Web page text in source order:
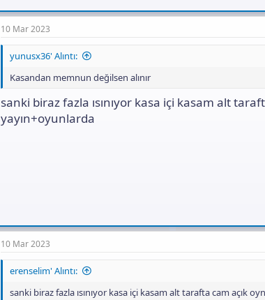
10 Mar 2023
yunusx36' Alıntı:
Kasandan memnun değilsen alınır
sanki biraz fazla ısınıyor kasa içi kasam alt
yayın+oyunlarda
10 Mar 2023
erenselim' Alıntı:
sanki biraz fazla ısınıyor kasa içi kasam alt tarafta cam açık